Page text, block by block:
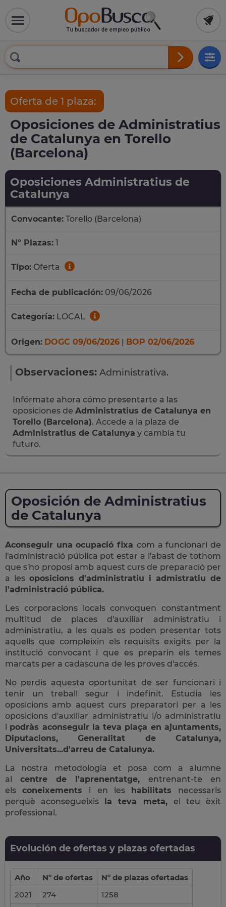
Oferta de 1 plaza:
Oposiciones de Administratius
de Catalunya en Torello
(Barcelona)
Oposiciones Administratius de
Catalunya
Convocante: Torello (Barcelona)
Nº Plazas: 1
Tipo: Oferta
Fecha de publicación: 09/06/2026
Categoría: LOCAL
Origen: DOGC 09/06/2026 | BOP 02/06/2026
Observaciones: Administrativa.
Infórmate ahora cómo presentarte a las
oposiciones de Administratius de Catalunya en
Torello (Barcelona). Accede a la plaza de
Administratius de Catalunya y cambia tu
futuro.
Oposición de Administratius
de Catalunya
Aconseguir una ocupació fixa com a funcionari de
l'administració pública pot estar a l'abast de tothom
que s'ho proposi amb aquest curs de preparació per
a les oposicions d'administratiu i admistratiu de
l'administració pública.
Les corporacions locals convoquen constantment
multitud de places d'auxiliar administratiu i
administratiu, a les quals es poden presentar tots
aquells que compleixin els requisits exigits per la
institució convocant i que es preparin els temes
marcats per a cadascuna de les proves d'accés.
No perdis aquesta oportunitat de ser funcionari i
tenir un treball segur i indefinit. Estudia les
oposicions amb aquest curs preparatori per a les
oposicions d'auxiliar administratiu i/o administratiu
i podràs aconseguir la teva plaça en ajuntaments,
Diputacions, Generalitat de Catalunya,
Universitats...d'arreu de Catalunya.
La nostra metodologia et posa com a alumne
al centre de l'aprenentatge, entrenant-te en
elsconeixements i en les habilitats necessaris
perquè aconsegueixis la teva meta, el teu èxit
professional.
Evolución de ofertas y plazas ofertadas
Año Nº de ofertas
Nº de plazas ofertadas
2021
274 1258